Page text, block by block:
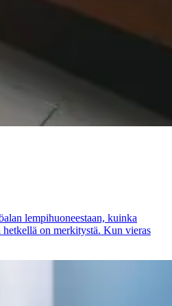
lempihuoneestaan, kuinka
hetkellä on merkitystä. Kun vieras